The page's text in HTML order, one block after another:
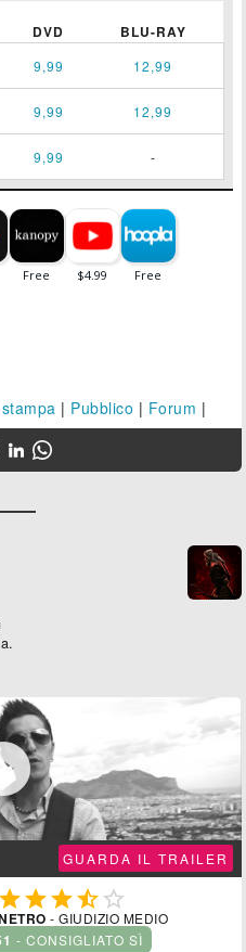
DVD BLU-RAY
9,99 12,99
9,99 12,99
9,99 -
| Pubblico | Forum |
GUARDA IL TRAILER
 
- GIUDIZIO MEDIO
- CONSIGLIATO SÌ